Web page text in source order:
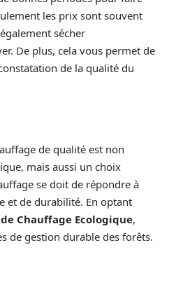
les prix sont souvent
sécher
De plus, cela vous permet de
de la qualité du
de qualité est non
mais aussi un choix
se doit de répondre à
et de durabilité. En optant
Chauffage Ecologique,
de gestion durable des forêts.